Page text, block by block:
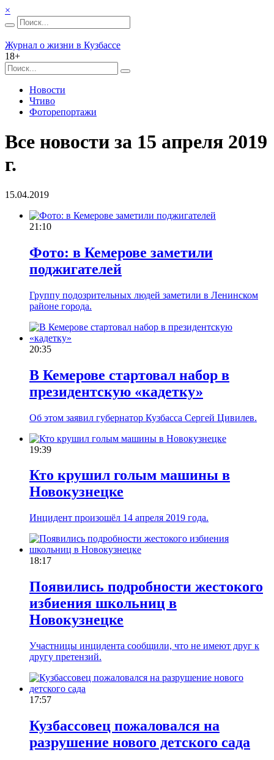
×
Журнал о жизни в Кузбассе
18+
Новости
Чтиво
Фоторепортажи
Все новости за 15 апреля 2019
г.
15.04.2019
21:10
Фото: в Кемерове заметили
поджигателей
Группу подозрительных людей заметили в Ленинском
районе города.
20:35
В Кемерове стартовал набор в
президентскую «кадетку»
Об этом заявил губернатор Кузбасса Сергей Цивилев.
19:39
Кто крушил голым машины в
Новокузнецке
Инцидент произошёл 14 апреля 2019 года.
18:17
Появились подробности жестокого
избиения школьниц в
Новокузнецке
Участницы инцидента сообщили, что не имеют друг к
другу претензий.
17:57
Кузбассовец пожаловался на
разрушение нового детского сада